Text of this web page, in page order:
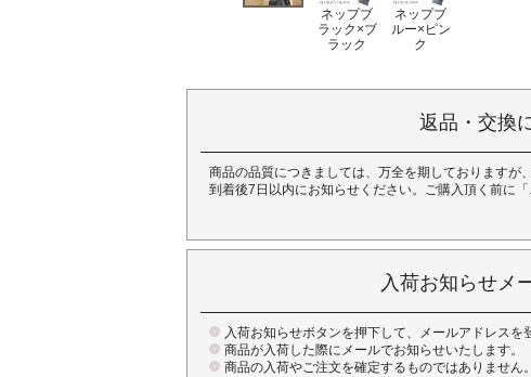
ネップブ
ラック×ブ
ラック
ネップブ
ルー×ピン
ク
返品・交換
商品の品質につきましては、万全を期しておりますが
到着後7日以内にお知らせください。ご購入頂く前に「
入荷お知らせメ
入荷お知らせボタンを押下して、メールアドレスを
商品が入荷した際にメールでお知らせいたします。
商品の入荷やご注文を確定するものではありません。